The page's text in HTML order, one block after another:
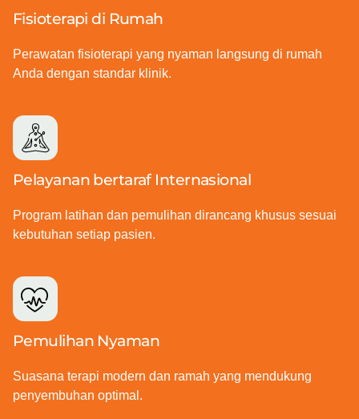
Fisioterapi di Rumah
Perawatan fisioterapi yang nyaman langsung di rumah
Anda dengan standar klinik.
Pelayanan bertaraf Internasional
Program latihan dan pemulihan dirancang khusus sesuai
kebutuhan setiap pasien.
Pemulihan Nyaman
Suasana terapi modern dan ramah yang mendukung
penyembuhan optimal.